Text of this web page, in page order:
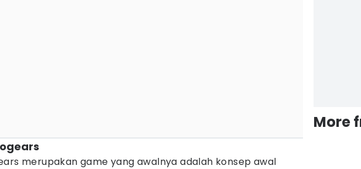
merupakan game yang awalnya adalah konsep awal
More